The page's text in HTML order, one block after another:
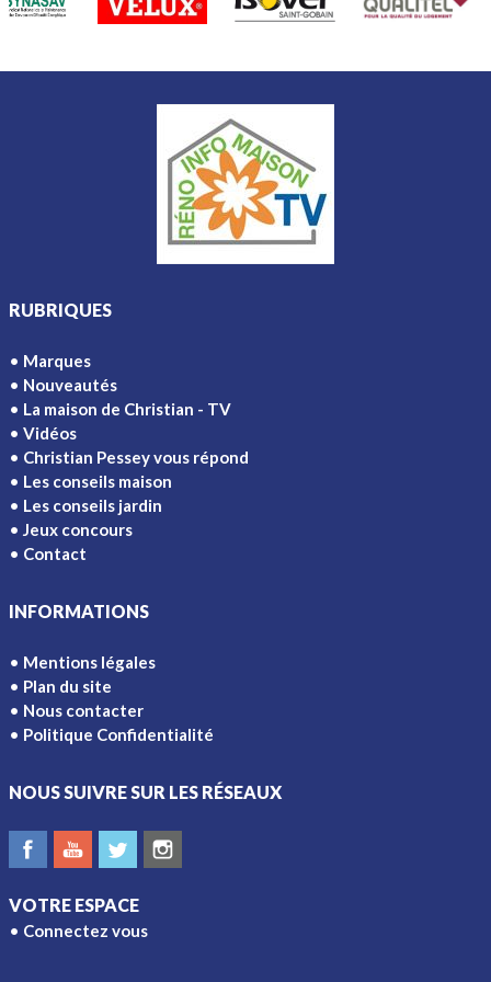
RUBRIQUES
Marques
Nouveautés
La maison de Christian - TV
Vidéos
Christian Pessey vous répond
Les conseils maison
Les conseils jardin
Jeux concours
Contact
INFORMATIONS
Mentions légales
Plan du site
Nous contacter
Politique Confidentialité
NOUS SUIVRE SUR LES RÉSEAUX
VOTRE ESPACE
Connectez vous